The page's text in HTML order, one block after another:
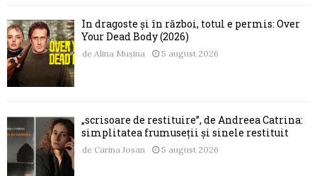
În dragoste și în război, totul e permis: Over
Your Dead Body (2026)
de Alina Mușina 5 august 2026
„scrisoare de restituire”, de Andreea Catrina:
simplitatea frumuseții și sinele restituit
de Carina Josan 5 august 2026